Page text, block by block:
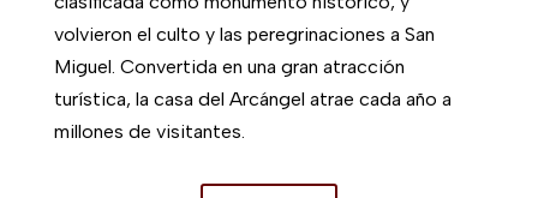
volvieron el culto y las peregrinaciones a San
Miguel. Convertida en una gran atracción
turística, la casa del Arcángel atrae cada año a
millones de visitantes.